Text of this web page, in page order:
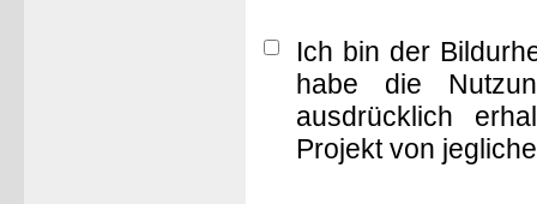
Ich bin der
habe die
ausdrücklich
Projekt von